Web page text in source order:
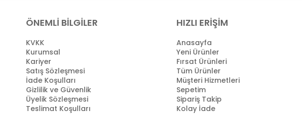
ÖNEMLİ BİLGİLER
KVKK
Kurumsal
Kariyer
Satış Sözleşmesi
İade Koşulları
Gizlilik ve Güvenlik
Üyelik Sözleşmesi
Teslimat Koşulları
HIZLI ERİŞİM
Anasayfa
Yeni Ürünler
Fırsat Ürünleri
Tüm Ürünler
Müşteri Hizmetleri
Sepetim
Sipariş Takip
Kolay İade